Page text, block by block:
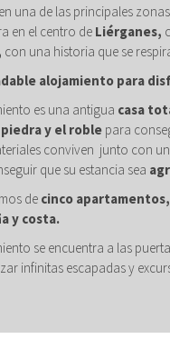
una de las principales
en el centro de Liérganes,
con una historia que se
alojamiento para
es una antigua casa
piedra y el roble para
conviven junto con
que su estancia sea
de cinco apartamentos,
y costa.
se encuentra a las
infinitas escapadas y